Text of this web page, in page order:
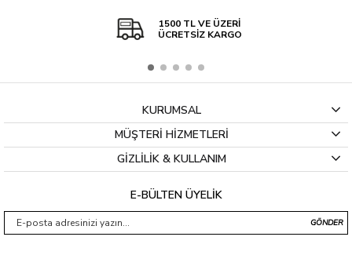
1500 TL VE ÜZERİ
ÜCRETSİZ KARGO
KURUMSAL
MÜŞTERİ HİZMETLERİ
GİZLİLİK & KULLANIM
E-BÜLTEN ÜYELİK
GÖNDER